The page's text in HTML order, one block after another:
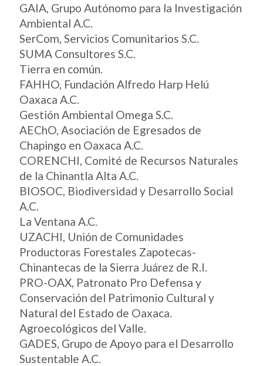
GAIA, Grupo Autónomo para la Investigación
Ambiental A.C.
SerCom, Servicios Comunitarios S.C.
SUMA Consultores S.C.
Tierra en común.
FAHHO, Fundación Alfredo Harp Helú
Oaxaca A.C.
Gestión Ambiental Omega S.C.
AEChO, Asociación de Egresados de
Chapingo en Oaxaca A.C.
CORENCHI, Comité de Recursos Naturales
de la Chinantla Alta A.C.
BIOSOC, Biodiversidad y Desarrollo Social
A.C.
La Ventana A.C.
UZACHI, Unión de Comunidades
Productoras Forestales Zapotecas-
Chinantecas de la Sierra Juárez de R.I.
PRO-OAX, Patronato Pro Defensa y
Conservación del Patrimonio Cultural y
Natural del Estado de Oaxaca.
Agroecológicos del Valle.
GADES, Grupo de Apoyo para el Desarrollo
Sustentable A.C.